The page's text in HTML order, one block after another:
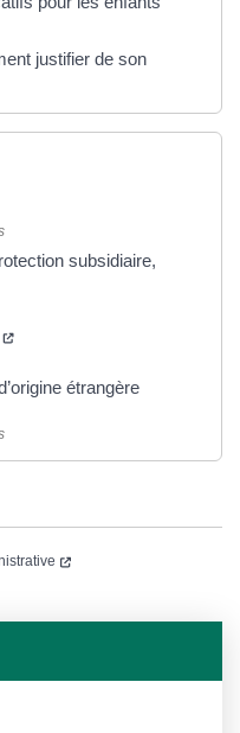
justifier de son
subsidiaire,
étrangère